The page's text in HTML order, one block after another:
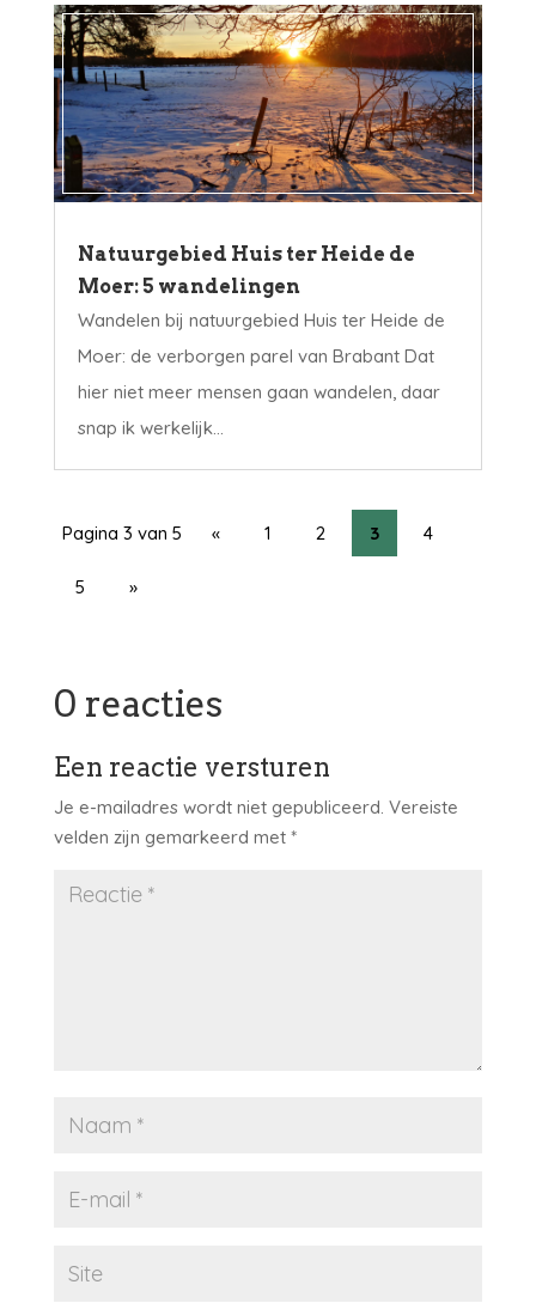
Natuurgebied Huis ter Heide de
Moer: 5 wandelingen
Wandelen bij natuurgebied Huis ter Heide de
Moer: de verborgen parel van Brabant Dat
hier niet meer mensen gaan wandelen, daar
snap ik werkelijk...
Pagina 3 van 5 « 1 2 3 4
5 »
0 reacties
Een reactie versturen
Je e-mailadres wordt niet gepubliceerd. Vereiste
velden zijn gemarkeerd met *